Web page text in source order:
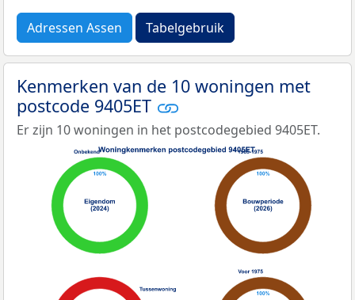
Adressen Assen Tabelgebruik
Kenmerken van de 10 woningen met
postcode 9405ET
Er zijn 10 woningen in het postcodegebied 9405ET.